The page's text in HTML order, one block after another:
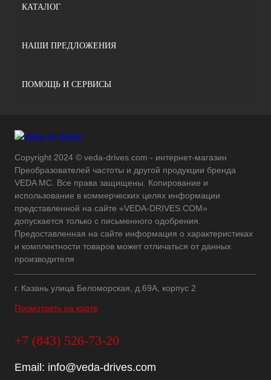
КАТАЛОГ
НАШИ ПРЕДЛОЖЕНИЯ
ПОМОЩЬ И СЕРВИСЫ
Copyright 2024 © veda-drives.com - интернет-магазин
Преобразователей частоты и другой продукции бренда
VEDA MC. Все права защищены. Копирование и
использование в коммерческих целях информации
представленной на сайте «VEDA-DRIVES.COM»
допускается только с письменного одобрения.
Предоставленная на сайте информация о характеристиках
и комплектности товаров может отличаться от данных
производителя
г. Казань улица Беломорская, д.69А, корпус 2
Посмотреть на карте
+7 (843) 526-73-20
Email: info@veda-drives.com